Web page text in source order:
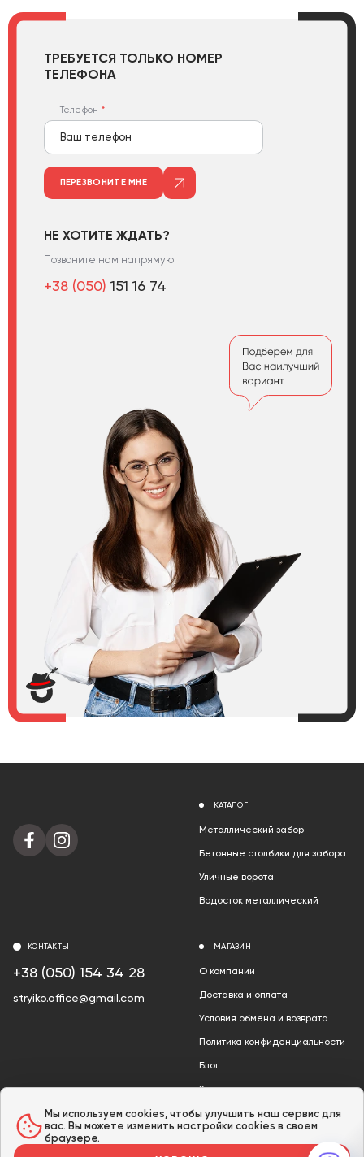
ТРЕБУЕТСЯ ТОЛЬКО НОМЕР
ТЕЛЕФОНА
Телефон
ПЕРЕЗВОНИТЕ МНЕ
НЕ ХОТИТЕ ЖДАТЬ?
Позвоните нам напрямую:
+38 (050) 151 16 74
КАТАЛОГ
Металлический забор
Бетонные столбики для забора
Уличные ворота
Водосток металлический
МАГАЗИН
О компании
Доставка и оплата
Условия обмена и возврата
Политика конфиденциальности
Блог
Контакты
Акции
КОНТАКТЫ
+38 (050) 154 34 28
stryiko.office@gmail.com
Мы используем cookies, чтобы улучшить наш сервис для
вас. Вы можете изменить настройки cookies в своем
браузере.